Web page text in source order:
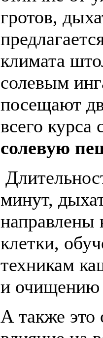
гротов,
климата
солевым
посещают
всего курса
солевую
минут,
направлены
клетки,
техникам
и очищению
А также это